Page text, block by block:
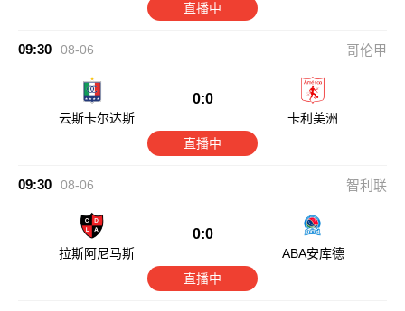
直播中
09:30 08-06 哥伦甲
云斯卡尔达斯
0:0
卡利美洲
直播中
09:30 08-06 智利联
拉斯阿尼马斯
0:0
ABA安库德
直播中